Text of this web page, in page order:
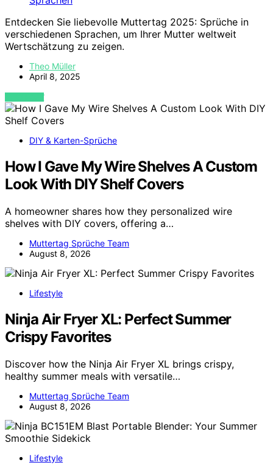
Entdecken Sie liebevolle Muttertag 2025: Sprüche in
verschiedenen Sprachen, um Ihrer Mutter weltweit
Wertschätzung zu zeigen.
Theo Müller
April 8, 2025
VIEW POST
DIY & Karten-Sprüche
How I Gave My Wire Shelves A Custom
Look With DIY Shelf Covers
A homeowner shares how they personalized wire
shelves with DIY covers, offering a…
Muttertag Sprüche Team
August 8, 2026
Lifestyle
Ninja Air Fryer XL: Perfect Summer
Crispy Favorites
Discover how the Ninja Air Fryer XL brings crispy,
healthy summer meals with versatile…
Muttertag Sprüche Team
August 8, 2026
Lifestyle